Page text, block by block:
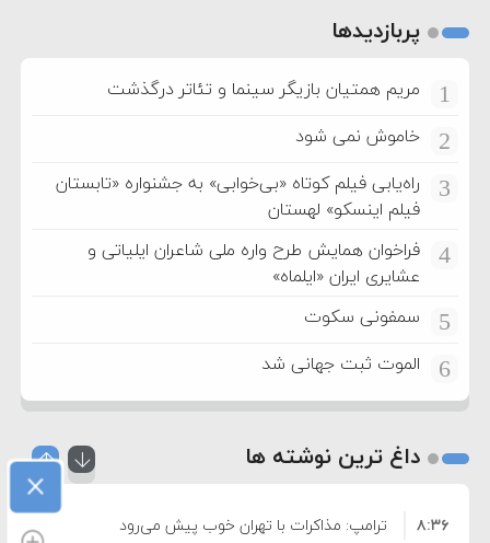
پربازدیدها
1 مریم همتیان بازیگر سینما و تئاتر درگذشت
2 خاموش نمی شود
3
راه‌یابی فیلم کوتاه «بی‌خوابی» به جشنواره «تابستان
فیلم اینسکو» لهستان
4
فراخوان همایش طرح واره ملی شاعران ایلیاتی و
عشایری ایران «ایلماه»
5 سمفونی سکوت
6 الموت ثبت جهانی شد
داغ ترین نوشته ها
ترامپ: مذاکرات با تهران خوب پیش می‌رود
۸:۳۶
×